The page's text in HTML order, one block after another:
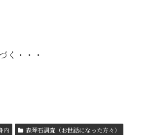
く・・・
内 森琴石調査（お世話になった方々）